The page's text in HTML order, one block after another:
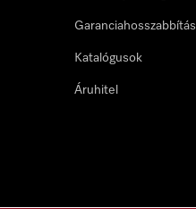
Garanciahosszabbítás
Katalógusok
Áruhitel